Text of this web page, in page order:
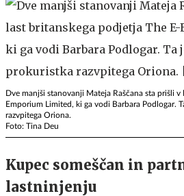
Dve manjši stanovanji Mateja Raščana sta prišli
Emporium Limited, ki ga vodi Barbara Podlogar.
razvpitega Oriona.
Foto: Tina Deu
Kupec someščan in
lastninjenju